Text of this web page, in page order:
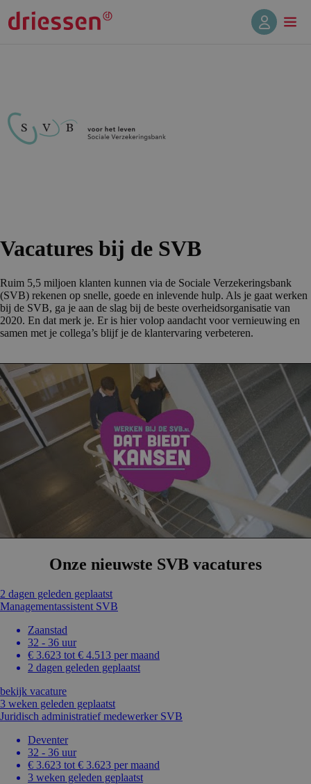
Vacatures bij de SVB
Ruim 5,5 miljoen klanten kunnen via de Sociale Verzekeringsbank
(SVB) rekenen op snelle, goede en inlevende hulp. Als je gaat werken
bij de SVB, ga je aan de slag bij de beste overheidsorganisatie van
2020. En dat merk je. Er is hier volop aandacht voor vernieuwing en
samen met je collega’s blijf je de klantervaring verbeteren.
Onze nieuwste SVB vacatures
2 dagen geleden geplaatst
Managementassistent SVB
Zaanstad
32 - 36 uur
€ 3.623 tot € 4.513 per maand
2 dagen geleden geplaatst
bekijk vacature
3 weken geleden geplaatst
Juridisch administratief medewerker SVB
Deventer
32 - 36 uur
€ 3.623 tot € 3.623 per maand
3 weken geleden geplaatst